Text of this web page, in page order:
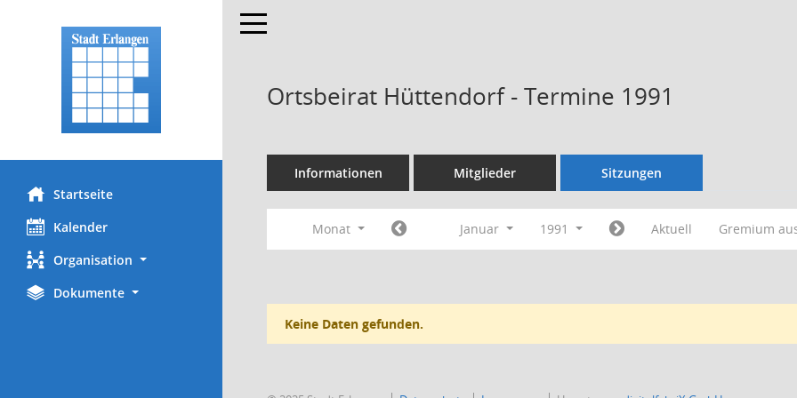
Startseite
Kalender
Organisation
Dokumente
Toggle navigation
Ortsbeirat Hüttendorf - Termine 1991
Informationen Mitglieder Sitzungen
Monat Januar 1991 Aktuell Gremium
Keine Daten gefunden.